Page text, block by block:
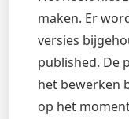
maken. Er
versies
published. De
het bewerken
op het